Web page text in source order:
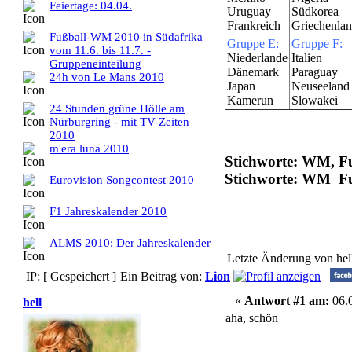
Feiertage: 04.04.
Fußball-WM 2010 in Südafrika
vom 11.6. bis 11.7. -
Gruppeneinteilung
24h von Le Mans 2010
24 Stunden grüne Hölle am
Nürburgring - mit TV-Zeiten
2010
m'era luna 2010
Eurovision Songcontest 2010
F1 Jahreskalender 2010
ALMS 2010: Der Jahreskalender
Uruguay
Frankreich
Südkorea
Gruppe E:
Niederlande
Dänemark
Japan
Kamerun
Gruppe F:
Italien
Paraguay
Neuseeland
Slowakei
Stichworte: WM,
Stichworte: WM
Letzte Änderung von
IP: [ Gespeichert ] Ein Beitrag von: Lion
hell
« Antwort #1 am:
aha, schön